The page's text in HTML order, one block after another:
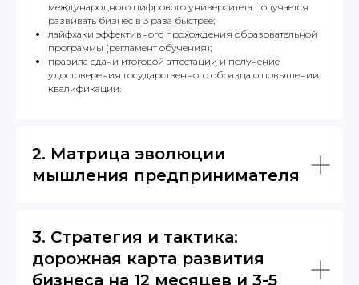
международного цифрового университета получается
развивать бизнес в 3 раза быстрее;
лайфхаки эффективного прохождения образовательной
программы (регламент обучения);
правила сдачи итоговой аттестации и получение
удостоверения государственного образца о повышении
квалификации.
2. Матрица эволюции
мышления предпринимателя
3. Стратегия и тактика:
дорожная карта развития
бизнеса на 12 месяцев и 3-5